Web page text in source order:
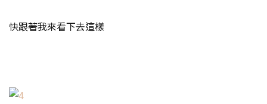
快跟著我來看下去這樣